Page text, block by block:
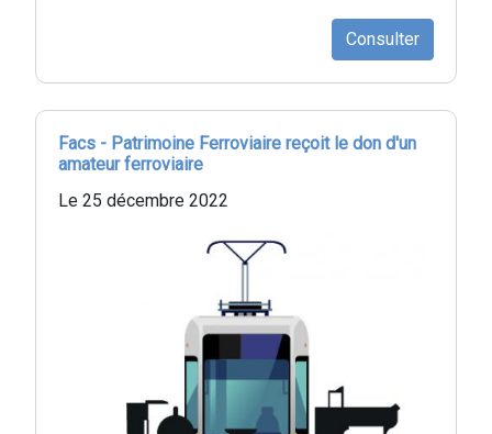
Consulter
Facs - Patrimoine Ferroviaire reçoit le don d'un
amateur ferroviaire
Le 25 décembre 2022